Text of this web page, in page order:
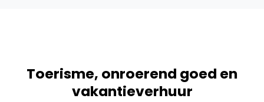
Toerisme, onroerend goed en
vakantieverhuur